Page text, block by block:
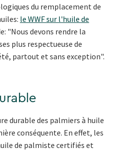
du remplacement de
le WWF sur l'huile de
"Nous devons rendre la
plus respectueuse de
partout et sans exception".
durable des palmiers à huile
conséquente. En effet, les
de palmiste certifiés et